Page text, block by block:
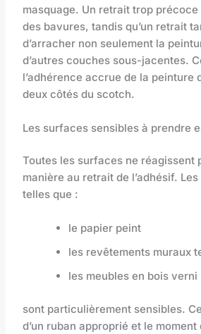
masquage. Un retrait trop
des bavures, tandis qu’un retrait
d’arracher non seulement la
d’autres couches sous-jacentes.
l’adhérence accrue de la peinture
deux côtés du scotch.
Les surfaces sensibles à prendre
Toutes les surfaces ne réagissent
manière au retrait de l’adhésif.
telles que :
le papier peint
les revêtements muraux
les meubles en bois verni
sont particulièrement sensibles.
d’un ruban approprié et le